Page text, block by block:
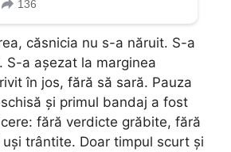
căsnicia nu s-a năruit. S-a
S-a așezat la marginea
în jos, fără să sară. Pauza
și primul bandaj a fost
fără verdicte grăbite, fără
trântite. Doar timpul scurt și